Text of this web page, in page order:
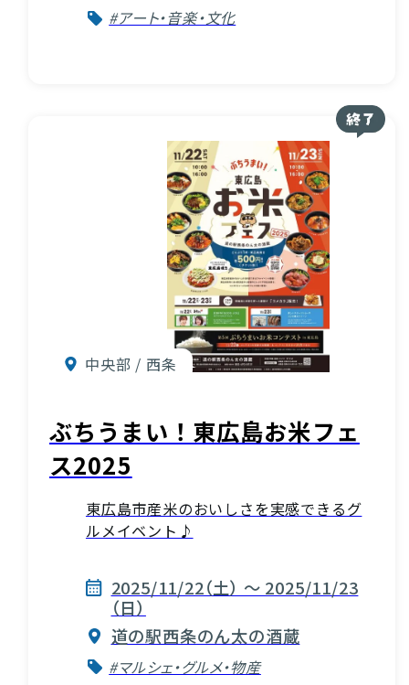
#アート・音楽・文化
中央部 / 西条
ぶちうまい！東広島お米フェ
ス2025
東広島市産米のおいしさを実感できるグ
ルメイベント♪
2025/11/22（土） ～ 2025/11/23
（日）
道の駅西条のん太の酒蔵
#マルシェ・グルメ・物産